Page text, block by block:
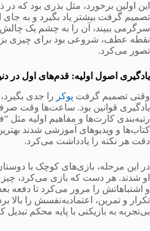
این اولین برخورد، مثل بذری بود که
تصمیم گرفت بیشتر یاد بگیرد و به جای
سرگرمی ببیند، آن را به چشم یک
نقطه عطف، شروعی بود برای چیزی
تصور می‌کرد.
یادگیری اصول اولیه: قدم‌های اول در
وقتی تصمیم گرفت پوکر را جدی
یادگیری قوانین بود. ساعت‌ها وقت
رتبه‌بندی کارت‌ها و مفاهیم اولیه مثل
کتاب‌ها و ویدیوهای آموزشی شدند
دقت هر نکته را یادداشت می‌کرد.
در این مرحله، بازی‌های کوچک با دوستان
او شدند. هر دست که بازی می‌کرد،
و اشتباهاتش را مرور می‌کرد تا دفعه
تکرار و تمرین، اعتمادبه‌نفسش را بالا
بی‌تجربه به بازیکنی با پایه محکم تبدیل